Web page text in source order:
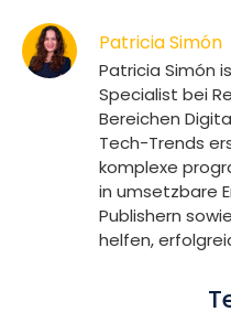
Patricia Simón
Patricia Simón
Specialist bei
Bereichen
Tech-Trends
komplexe
in umsetzbare
Publishern
helfen,